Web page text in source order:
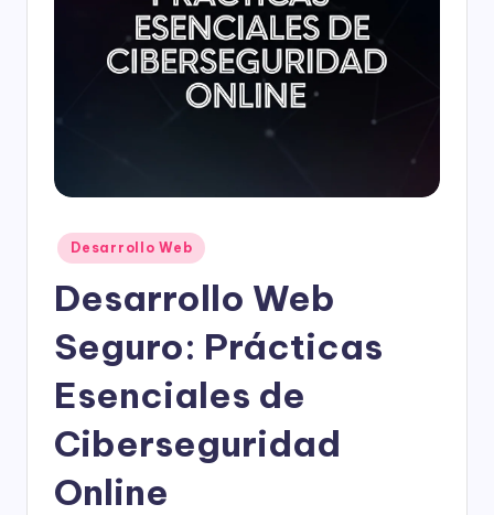
Publicado
en
Desarrollo Web
Desarrollo Web
Seguro: Prácticas
Esenciales de
Ciberseguridad
Online